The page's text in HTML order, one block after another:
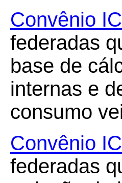
Convênio
federadas
base de
internas e
consumo
Convênio
federadas